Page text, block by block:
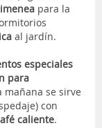
para la
al jardín.
especiales
para
mañana se sirve
con
caliente.